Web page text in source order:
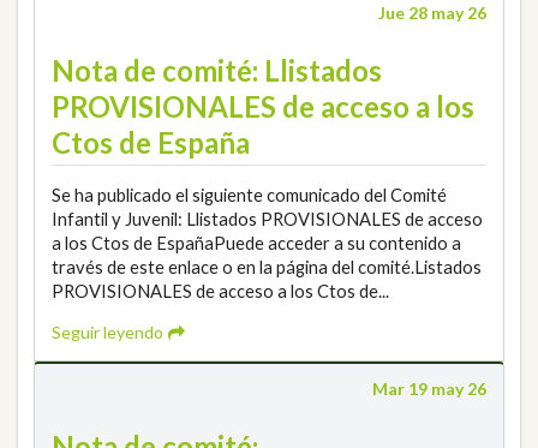
Jue 28 may 26
Nota de comité: Llistados
PROVISIONALES de acceso a los
Ctos de España
Se ha publicado el siguiente comunicado del Comité
Infantil y Juvenil: Llistados PROVISIONALES de acceso
a los Ctos de EspañaPuede acceder a su contenido a
través de este enlace o en la página del comité.Listados
PROVISIONALES de acceso a los Ctos de...
Seguir leyendo
Mar 19 may 26